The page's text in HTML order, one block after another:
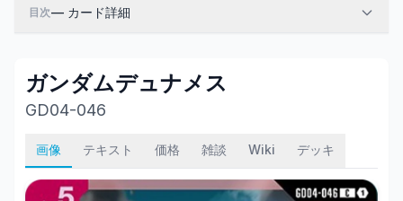
目次— カード詳細
ガンダムデュナメス
GD04-046
画像 テキスト 価格 雑談 Wiki デッキ